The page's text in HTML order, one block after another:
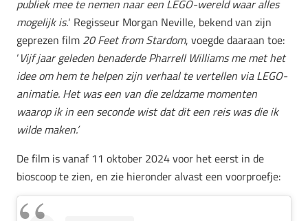
publiek mee te nemen naar een LEGO-wereld waar alles
mogelijk is.‘ Regisseur Morgan Neville, bekend van zijn
geprezen film 20 Feet from Stardom, voegde daaraan toe:
‘Vijf jaar geleden benaderde Pharrell Williams me met het
idee om hem te helpen zijn verhaal te vertellen via LEGO-
animatie. Het was een van die zeldzame momenten
waarop ik in een seconde wist dat dit een reis was die ik
wilde maken.’
De film is vanaf 11 oktober 2024 voor het eerst in de
bioscoop te zien, en zie hieronder alvast een voorproefje: